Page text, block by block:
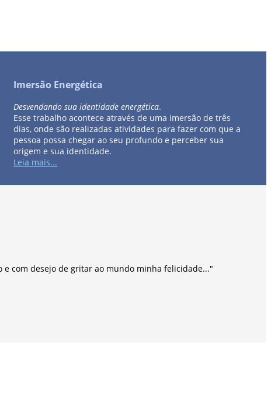
Imersão Energética
Desvendando sua identidade energética.
Esse trabalho acontece através de uma imersão de três
dias, onde são realizadas atividades para fazer com que a
pessoa possa chegar ao seu profundo e perceber sua
origem e sua identidade.
Leia mais...
com desejo de gritar ao mundo minha felicidade..."